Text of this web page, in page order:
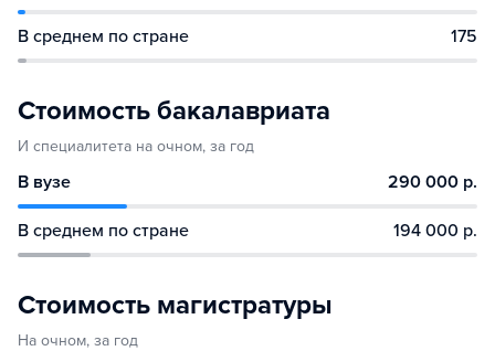
В среднем по стране 175
Стоимость бакалавриата
И специалитета на очном, за год
В вузе 290 000 р.
В среднем по стране 194 000 р.
Стоимость магистратуры
На очном, за год